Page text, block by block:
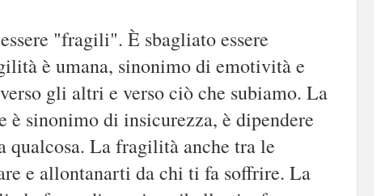
"fragili". È sbagliato essere
è umana, sinonimo di emotività e
gli altri e verso ciò che subiamo. La
è sinonimo di insicurezza, è dipendere
qualcosa. La fragilità anche tra le
e allontanarti da chi ti fa soffrire. La